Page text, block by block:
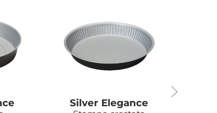
Silver Elegance